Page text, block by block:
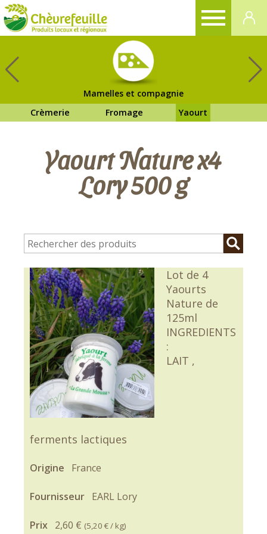
Mamelles et compagnie
Crèmerie
Fromage Yaourt
Yaourt Nature x4
Lory 500 g
Lot de 4
Yaourts
Nature de
125ml
INGREDIENTS
:
LAIT ,
ferments lactiques
Origine France
Fournisseur EARL Lory
Prix 2,60 € (5,20 €/ kg)